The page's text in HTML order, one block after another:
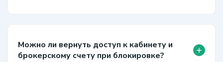
Можно ли вернуть доступ к кабинету и
брокерскому счету при блокировке?
+